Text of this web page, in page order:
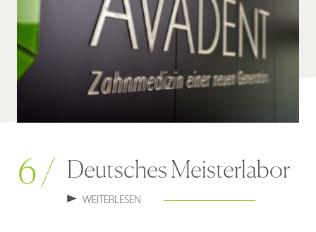
6 / Deutsches Meisterlabor
WEITERLESEN